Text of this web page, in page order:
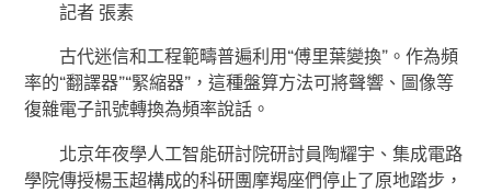
記者 張素
古代迷信和工程範疇普遍利用“傅里葉變換”。作為頻
率的“翻譯器”“緊縮器”，這種盤算方法可將聲響、圖像等
復雜電子訊號轉換為頻率說話。
北京年夜學人工智能研討院研討員陶耀宇、集成電路
學院傳授楊玉超構成的科研團摩羯座們停止了原地踏步，